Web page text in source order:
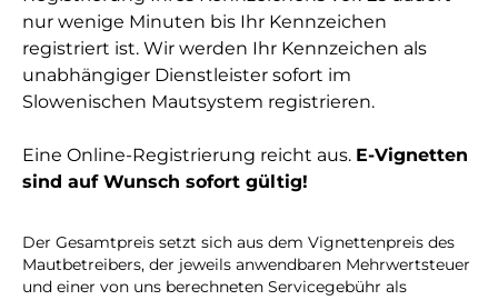
nur wenige Minuten bis Ihr Kennzeichen
registriert ist. Wir werden Ihr Kennzeichen als
unabhängiger Dienstleister sofort im
Slowenischen Mautsystem registrieren.
Eine Online-Registrierung reicht aus. E-Vignetten
sind auf Wunsch sofort gültig!
Der Gesamtpreis setzt sich aus dem Vignettenpreis des
Mautbetreibers, der jeweils anwendbaren Mehrwertsteuer
und einer von uns berechneten Servicegebühr als